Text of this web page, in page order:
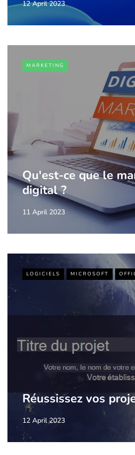
12 April 2023
MARKETING
Qu'est-ce que le
digital ?
11 April 2023
LOGICIELS MICROSOFT
Réussissez vos
12 April 2023